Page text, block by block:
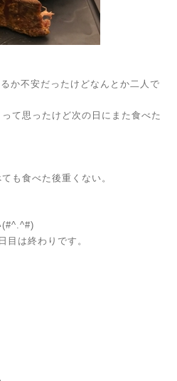
か不安だったけどなんとか二人で
て思ったけど次の日にまた食べた
も食べた後重くない。
(#^.^#)
目は終わりです。